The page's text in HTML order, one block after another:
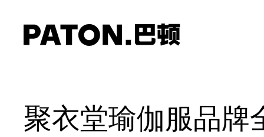
聚衣堂瑜伽服品牌